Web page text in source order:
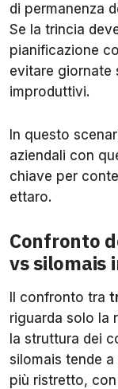
di permanenza
Se la trincia
pianificazione
evitare giornate
improduttivi.
In questo
aziendali con
chiave per
ettaro.
Confronto
vs silomais
Il confronto tra
riguarda solo la
la struttura dei
silomais tende
più ristretto,